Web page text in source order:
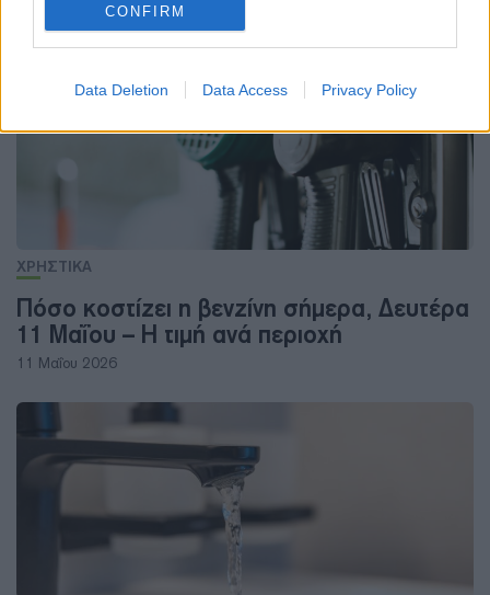
CONFIRM
Data Deletion Data Access Privacy Policy
10 Ιανουαρίου 2026
ΧΡΗΣΤΙΚΑ
Πόσο κοστίζει η βενζίνη σήμερα, Δευτέρα
11 Μαΐου – Η τιμή ανά περιοχή
11 Μαΐου 2026